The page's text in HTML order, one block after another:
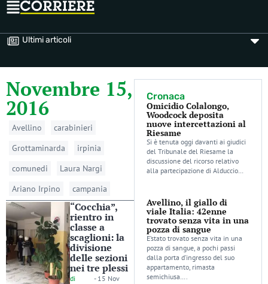
Ultimi articoli
Novembre 15,
2016
Avellino
carabinieri
Grottaminarda
irpinia
comunedi
Laura Nargi
Ariano Irpino
campania
“Cocchia”,
rientro in
classe a
scaglioni: la
divisione
delle sezioni
nei tre plessi
di
- 15 Nov
Cronaca
Omicidio Colalongo,
Woodcock deposita
nuove intercettazioni al
Riesame
Si è tenuta oggi davanti ai giudici
del Tribunale del Riesame la
discussione del ricorso relativo
alla partecipazione di Alduccio…
Avellino, il giallo di
viale Italia: 42enne
trovato senza vita in una
pozza di sangue
E’stato trovato senza vita in una
pozza di sangue, a pochi passi
dalla porta d’ingresso del suo
appartamento, rimasta
semichiusa….